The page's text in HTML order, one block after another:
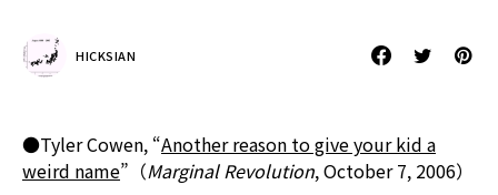
HICKSIAN
●Tyler Cowen, “Another reason to give your kid a
weird name”（Marginal Revolution, October 7, 2006）